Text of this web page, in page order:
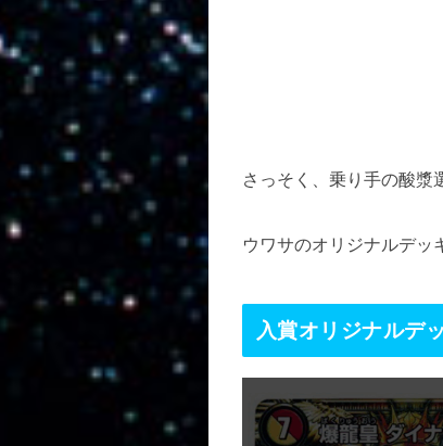
さっそく、乗り手の酸漿
ウワサのオリジナルデッ
入賞オリジナルデ